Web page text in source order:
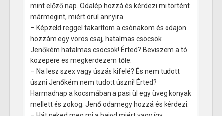
mint előző nap. Odalép hozzá és kérdezi mi történt
mármegint, miért örül annyira.
– Képzeld reggel takarítom a csónakom és odajön
hozzám egy vörös csaj, hatalmas csöcsök
Jenőkém hatalmas csöcsök! Érted? Beviszem a tó
közepére és megkérdezem tőle:
– Na lesz szex vagy úszás kifelé? És nem tudott
úszni Jenőkém nem tudott úszni! Érted?
Harmadnap a kocsmában a pasi ül egy üveg konyak
mellett és zokog. Jenő odamegy hozzá és kérdezi: